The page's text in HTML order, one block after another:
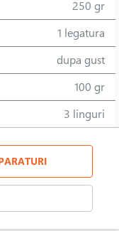
250 gr
1 legatura
dupa gust
100 gr
3 linguri